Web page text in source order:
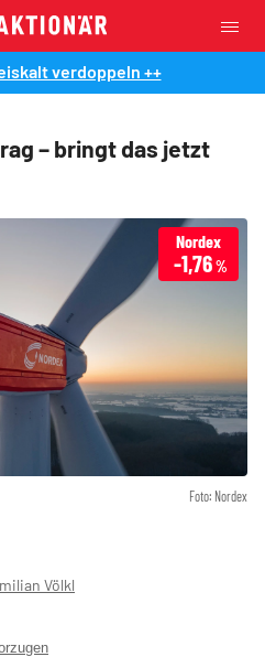
verdoppeln ++
– bringt das jetzt
Foto: Nordex
Nordex
-1,76%
Völkl